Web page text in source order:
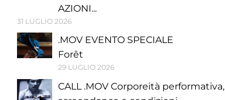
AZIONI...
31 LUGLIO 2026
.MOV EVENTO SPECIALE
Forêt
29 LUGLIO 2026
CALL .MOV Corporeità performativa,